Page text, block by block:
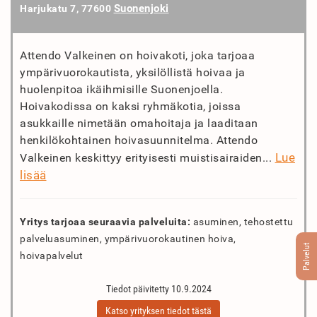
Palvelut
Harjukatu 7, 77600 Suonenjoki
Attendo Valkeinen on hoivakoti, joka tarjoaa
ympärivuorokautista, yksilöllistä hoivaa ja
huolenpitoa ikäihmisille Suonenjoella.
Hoivakodissa on kaksi ryhmäkotia, joissa
asukkaille nimetään omahoitaja ja laaditaan
henkilökohtainen hoivasuunnitelma. Attendo
Valkeinen keskittyy erityisesti muistisairaiden... Lue
lisää
Yritys tarjoaa seuraavia palveluita: asuminen, tehostettu
palveluasuminen, ympärivuorokautinen hoiva,
hoivapalvelut
Tiedot päivitetty 10.9.2024
Katso yrityksen tiedot tästä